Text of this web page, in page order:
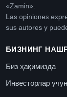
«Zamin».
Las opiniones
sus autores y
БИЗНИНГ
Биз ҳақимизда
Инвесторлар